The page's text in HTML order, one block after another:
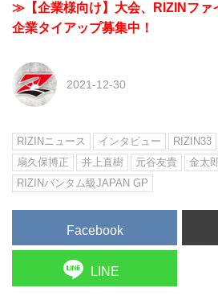
≫【企業様向け】大会、RIZINファ
企業タイアップ募集中！
2021-12-30
RIZINニュース インタビュー RIZIN33
扇久保博正
井上直樹 元谷友貴
金太
RIZINバンタム級JAPAN GP
Facebook
LINE